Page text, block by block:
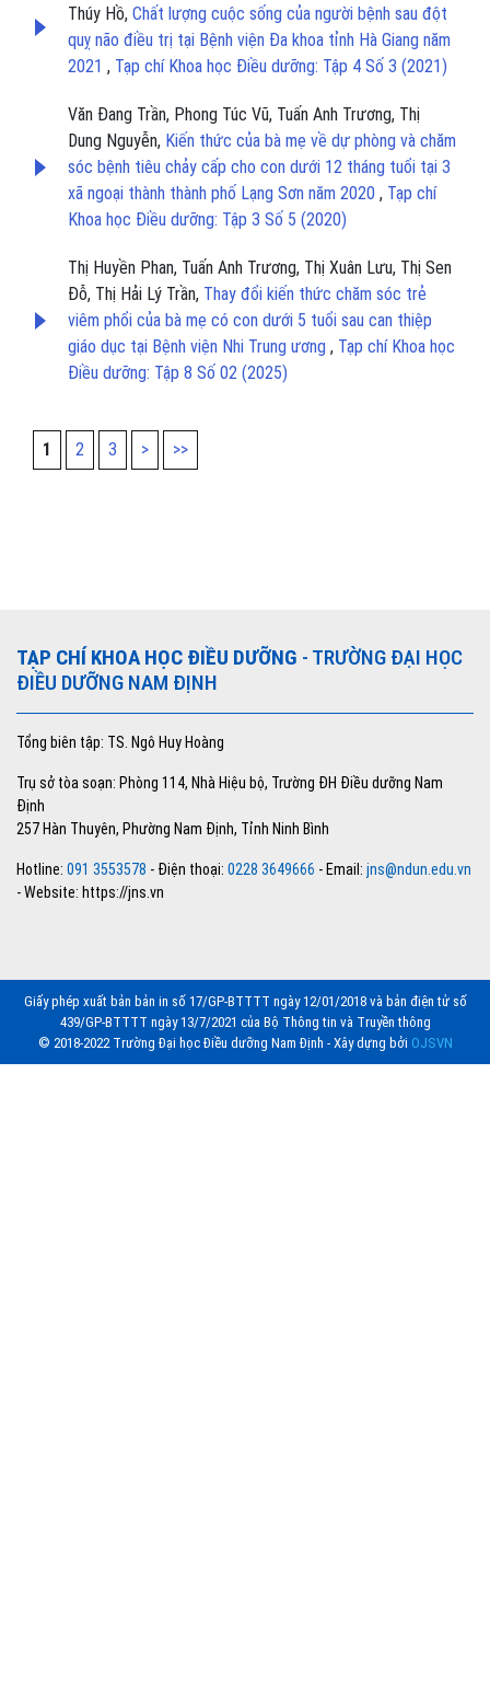
Thúy Hồ, Chất lượng cuộc sống của người bệnh sau đột
quỵ não điều trị tại Bệnh viện Đa khoa tỉnh Hà Giang năm
2021 , Tạp chí Khoa học Điều dưỡng: Tập 4 Số 3 (2021)
Văn Đang Trần, Phong Túc Vũ, Tuấn Anh Trương, Thị
Dung Nguyễn, Kiến thức của bà mẹ về dự phòng và chăm
sóc bệnh tiêu chảy cấp cho con dưới 12 tháng tuổi tại 3
xã ngoại thành thành phố Lạng Sơn năm 2020 , Tạp chí
Khoa học Điều dưỡng: Tập 3 Số 5 (2020)
Thị Huyền Phan, Tuấn Anh Trương, Thị Xuân Lưu, Thị Sen
Đỗ, Thị Hải Lý Trần, Thay đổi kiến thức chăm sóc trẻ
viêm phổi của bà mẹ có con dưới 5 tuổi sau can thiệp
giáo dục tại Bệnh viện Nhi Trung ương , Tạp chí Khoa học
Điều dưỡng: Tập 8 Số 02 (2025)
1 2 3 > >>
TẠP CHÍ KHOA HỌC ĐIỀU DƯỠNG - TRƯỜNG ĐẠI HỌC
ĐIỀU DƯỠNG NAM ĐỊNH
Tổng biên tập: TS. Ngô Huy Hoàng
Trụ sở tòa soạn: Phòng 114, Nhà Hiệu bộ, Trường ĐH Điều dưỡng Nam
Định
257 Hàn Thuyên, Phường Nam Định, Tỉnh Ninh Bình
Hotline: 091 3553578 - Điện thoại: 0228 3649666 - Email: jns@ndun.edu.vn
- Website: https://jns.vn
Giấy phép xuất bản bản in số 17/GP-BTTTT ngày 12/01/2018 và bản điện tử số
439/GP-BTTTT ngày 13/7/2021 của Bộ Thông tin và Truyền thông
© 2018-2022 Trường Đại học Điều dưỡng Nam Định - Xây dựng bởi OJSVN